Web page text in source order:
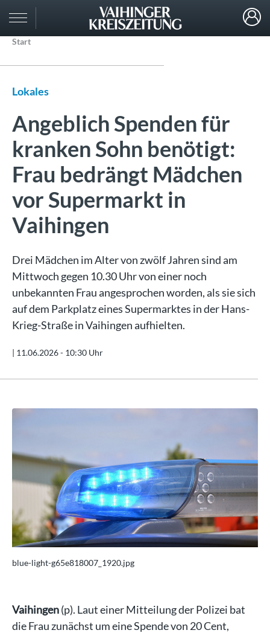
Start
Lokales
Angeblich Spenden für
kranken Sohn benötigt:
Frau bedrängt Mädchen
vor Supermarkt in
Vaihingen
Drei Mädchen im Alter von zwölf Jahren sind am
Mittwoch gegen 10.30 Uhr von einer noch
unbekannten Frau angesprochen worden, als sie sich
auf dem Parkplatz eines Supermarktes in der Hans-
Krieg-Straße in Vaihingen aufhielten.
| 11.06.2026 - 10:30 Uhr
blue-light-g65e818007_1920.jpg
Vaihingen(p). Laut einer Mitteilung der Polizei bat
die Frau zunächst um eine Spende von 20 Cent,